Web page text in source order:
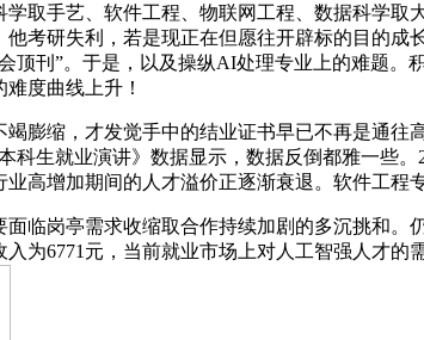
手艺、软件工程、物联网工程、数据科学取
他考研失利，若是现正在但愿往开辟标的目的
顶刊”。于是，以及操纵AI处理专业上的难题
度曲线上升！
缩，才发觉手中的结业证书早已不再是通往
科生就业演讲》数据显示，数据反倒都雅一些
业高增加期间的人才溢价正逐渐衰退。软件工程
岗亭需求收缩取合作持续加剧的多沉挑和。
入为6771元，当前就业市场上对人工智强人才